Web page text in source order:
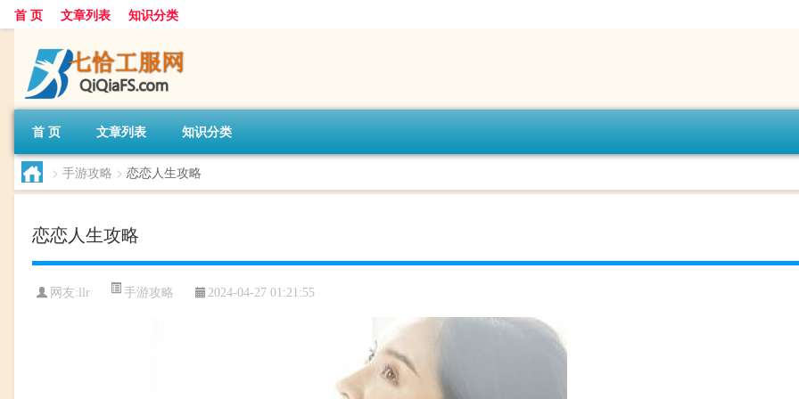
首 页 文章列表 知识分类
首 页 文章列表 知识分类
> 手游攻略 > 恋恋人生攻略
恋恋人生攻略
网友: llr 手游攻略 2024-04-27 01:21:55